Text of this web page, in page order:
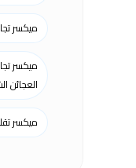
ميكسر
ميكسر
العجائن الشراء
ميكسر